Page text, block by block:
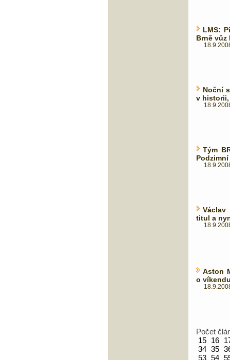
LMS:
Brně vůz
Noční
v
Tým
titul a
Aston
o
Počet
15 16
34 35
53 54